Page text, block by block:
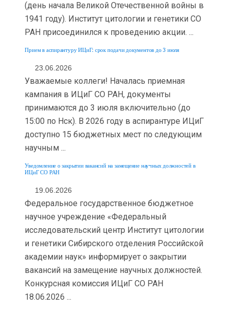
(день начала Великой Отечественной войны в
1941 году). Институт цитологии и генетики СО
РАН присоединился к проведению акции. ...
Прием в аспирантуру ИЦиГ: срок подачи документов до 3 июля
23.06.2026
Уважаемые коллеги! Началась приемная
кампания в ИЦиГ СО РАН, документы
принимаются до 3 июля включительно (до
15:00 по Нск). В 2026 году в аспирантуре ИЦиГ
доступно 15 бюджетных мест по следующим
научным ...
Уведомление о закрытии вакансий на замещение научных должностей в
ИЦиГ СО РАН
19.06.2026
Федеральное государственное бюджетное
научное учреждение «Федеральный
исследовательский центр Институт цитологии
и генетики Сибирского отделения Российской
академии наук» информирует о закрытии
вакансий на замещение научных должностей.
Конкурсная комиссия ИЦиГ СО РАН
18.06.2026 ...